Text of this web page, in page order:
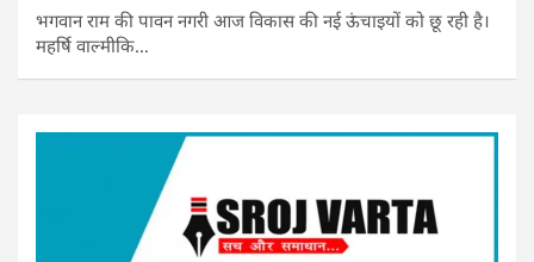
भगवान राम की पावन नगरी आज विकास की नई ऊंचाइयों को छू रही है।
महर्षि वाल्मीकि…